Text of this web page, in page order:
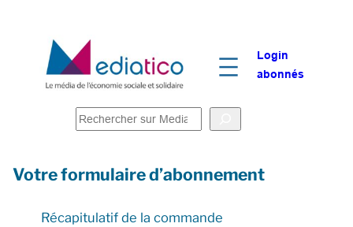
Login
abonnés
R
e
h
Votre formulaire d’abonnement
Récapitulatif de la commande